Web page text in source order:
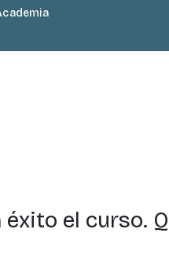
éxito el curso.